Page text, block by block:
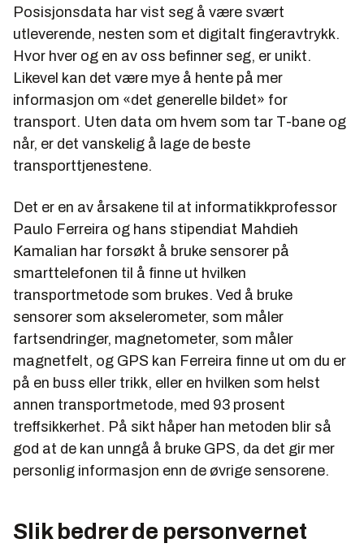
Posisjonsdata har vist seg å være svært
utleverende, nesten som et digitalt fingeravtrykk.
Hvor hver og en av oss befinner seg, er unikt.
Likevel kan det være mye å hente på mer
informasjon om «det generelle bildet» for
transport. Uten data om hvem som tar T-bane og
når, er det vanskelig å lage de beste
transporttjenestene.
Det er en av årsakene til at informatikkprofessor
Paulo Ferreira og hans stipendiat Mahdieh
Kamalian har forsøkt å bruke sensorer på
smarttelefonen til å finne ut hvilken
transportmetode som brukes. Ved å bruke
sensorer som akselerometer, som måler
fartsendringer, magnetometer, som måler
magnetfelt, og GPS kan Ferreira finne ut om du er
på en buss eller trikk, eller en hvilken som helst
annen transportmetode, med 93 prosent
treffsikkerhet. På sikt håper han metoden blir så
god at de kan unngå å bruke GPS, da det gir mer
personlig informasjon enn de øvrige sensorene.
Slik bedrer de personvernet